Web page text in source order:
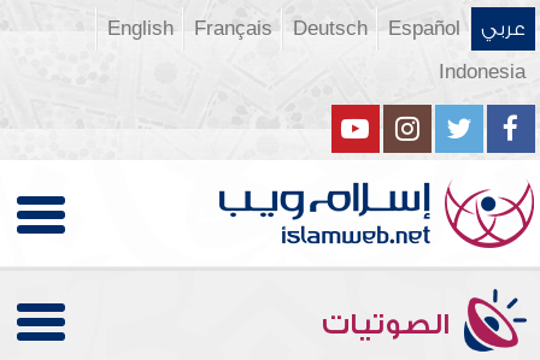
عربي Español
Deutsch
Français
English
Indonesia
الصوتيات